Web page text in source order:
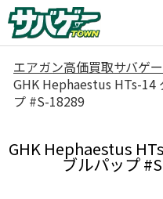
エアガン高価買取サバゲ
GHK Hephaestus HTs-14
プ #S-18289
GHK Hephaestus
ブルパップ